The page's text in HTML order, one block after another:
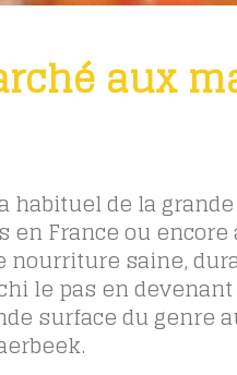
aux
habituel de la
France ou
nourriture saine,
le pas en
surface du genre